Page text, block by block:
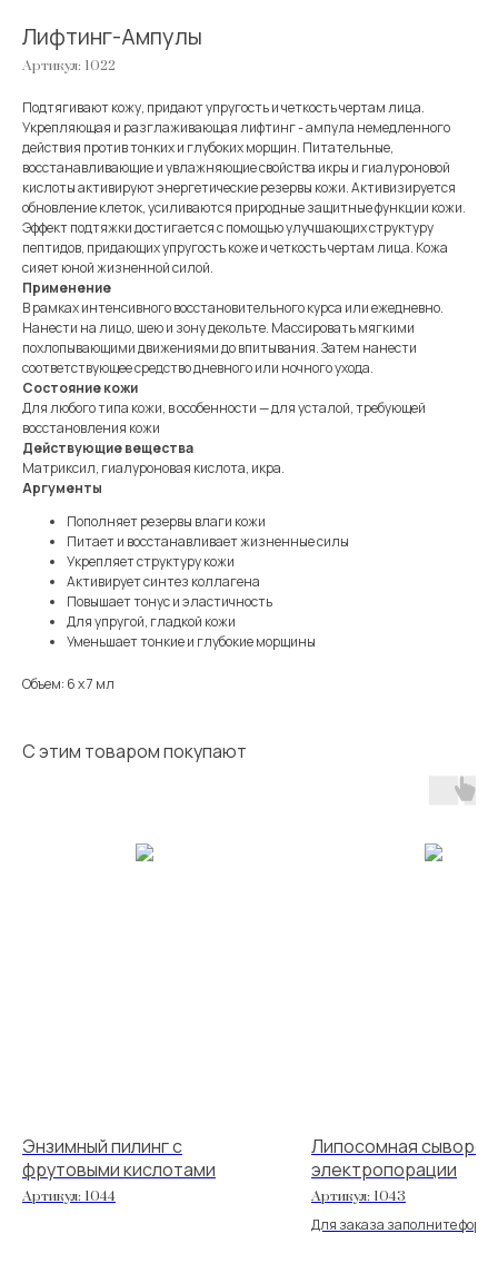
Лифтинг-Ампулы
Артикул: 1022
Подтягивают кожу, придают упругость и четкость чертам лица.
Укрепляющая и разглаживающая лифтинг - ампула немедленного
действия против тонких и глубоких морщин. Питательные,
восстанавливающие и увлажняющие свойства икры и гиалуроновой
кислоты активируют энергетические резервы кожи. Активизируется
обновление клеток, усиливаются природные защитные функции кожи.
Эффект подтяжки достигается с помощью улучшающих структуру
пептидов, придающих упругость коже и четкость чертам лица. Кожа
сияет юной жизненной силой.
Применение
В рамках интенсивного восстановительного курса или ежедневно.
Нанести на лицо, шею и зону декольте. Массировать мягкими
похлопывающими движениями до впитывания. Затем нанести
соответствующее средство дневного или ночного ухода.
Состояние кожи
Для любого типа кожи, в особенности — для усталой, требующей
восстановления кожи
Действующие вещества
Матриксил, гиалуроновая кислота, икра.
Аргументы
Пополняет резервы влаги кожи
Питает и восстанавливает жизненные силы
Укрепляет структуру кожи
Активирует синтез коллагена
Повышает тонус и эластичность
Для упругой, гладкой кожи
Уменьшает тонкие и глубокие морщины
Объем: 6 х 7 мл
С этим товаром покупают
Энзимный пилинг с
фрутовыми кислотами
Артикул: 1044
Липосомная
электропорации
Артикул: 1043
Для заказа заполните